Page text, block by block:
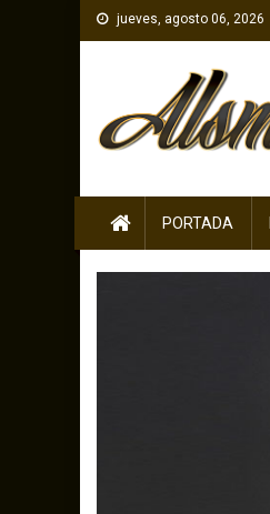
jueves, agosto 06, 2026
PORTADA